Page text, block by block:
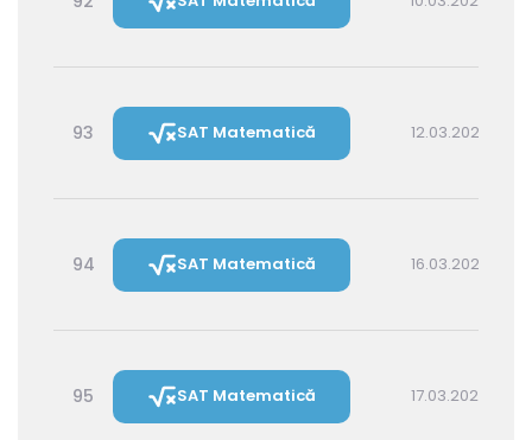
93 SAT Matematică 12.03.2027 16:00
94 SAT Matematică 16.03.2027 16:00
95 SAT Matematică 17.03.2027 14:30